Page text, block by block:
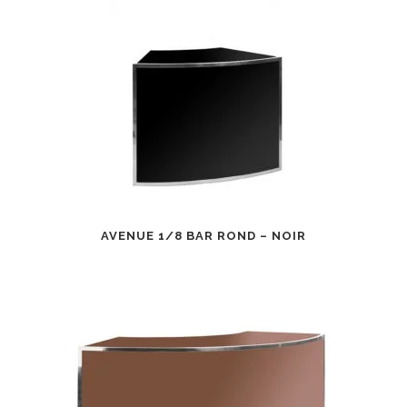
AVENUE 1/8 BAR ROND – NOIR